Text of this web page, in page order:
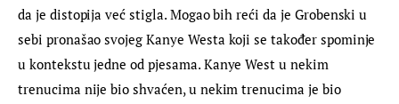
da je distopija već stigla. Mogao bih reći da je Grobenski u
sebi pronašao svojeg Kanye Westa koji se također spominje
u kontekstu jedne od pjesama. Kanye West u nekim
trenucima nije bio shvaćen, u nekim trenucima je bio